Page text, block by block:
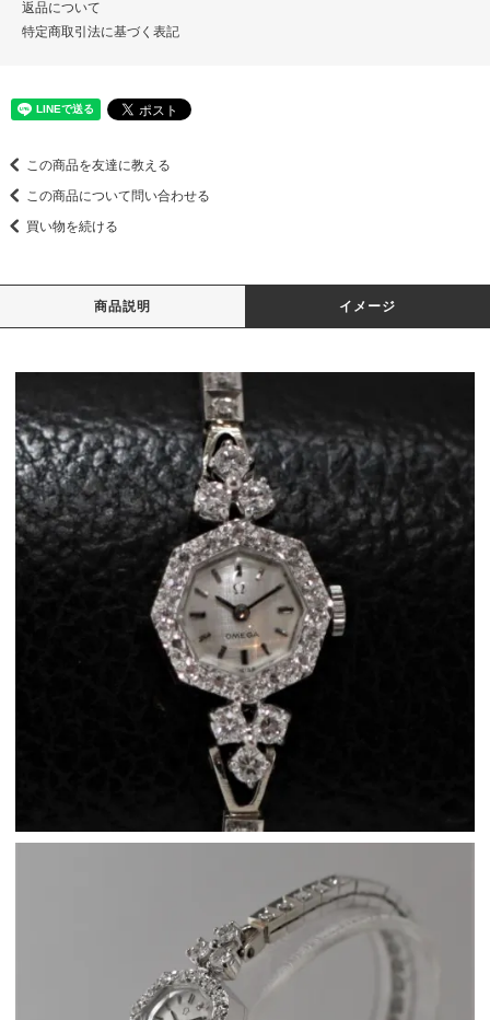
返品について
特定商取引法に基づく表記
この商品を友達に教える
この商品について問い合わせる
買い物を続ける
商品説明 イメージ